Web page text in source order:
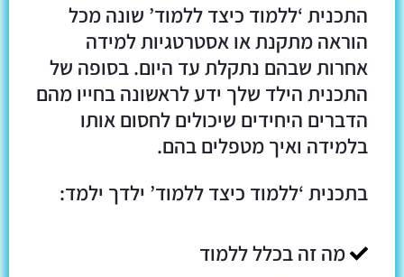
התכנית ‘ללמוד כיצד ללמוד’ שונה מכל
הוראה מתקנת או אסטרטגיות למידה
אחרות שבהם נתקלת עד היום. בסופה של
התכנית הילד שלך ידע לראשונה בחייו מהם
הדברים היחידים שיכולים לחסום אותו
בלמידה ואיך מטפלים בהם.
בתכנית ‘ללמוד כיצד ללמוד’ ילדך ילמד:
מה זה בכלל ללמוד